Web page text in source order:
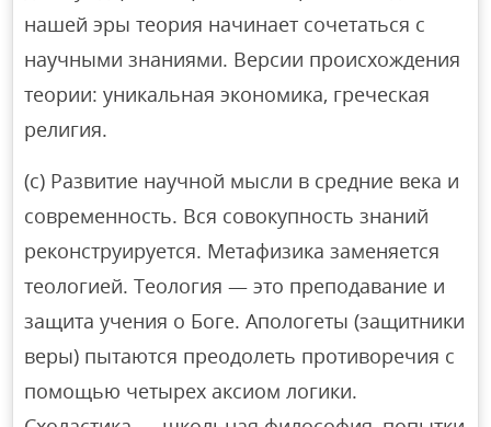
нашей эры теория начинает сочетаться с
научными знаниями. Версии происхождения
теории: уникальная экономика, греческая
религия.
(c) Развитие научной мысли в средние века и
современность. Вся совокупность знаний
реконструируется. Метафизика заменяется
теологией. Теология — это преподавание и
защита учения о Боге. Апологеты (защитники
веры) пытаются преодолеть противоречия с
помощью четырех аксиом логики.